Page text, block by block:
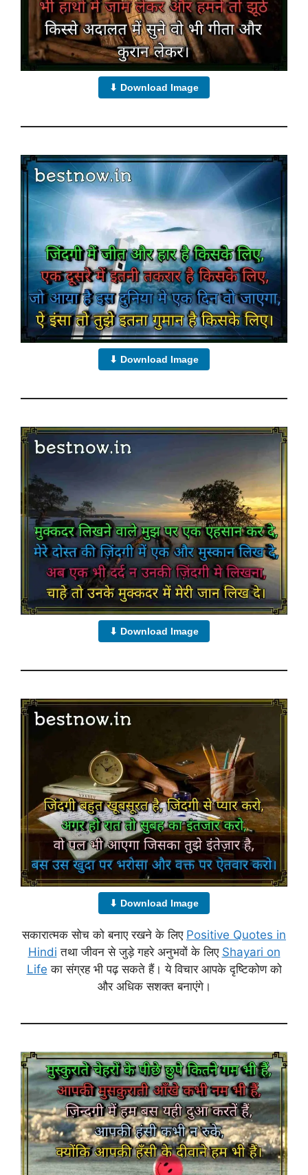
⬇ Download Image
⬇ Download Image
⬇ Download Image
⬇ Download Image
सकारात्मक सोच को बनाए रखने के लिए Positive Quotes in
Hindi तथा जीवन से जुड़े गहरे अनुभवों के लिए Shayari on
Life का संग्रह भी पढ़ सकते हैं। ये विचार आपके दृष्टिकोण को
और अधिक सशक्त बनाएंगे।